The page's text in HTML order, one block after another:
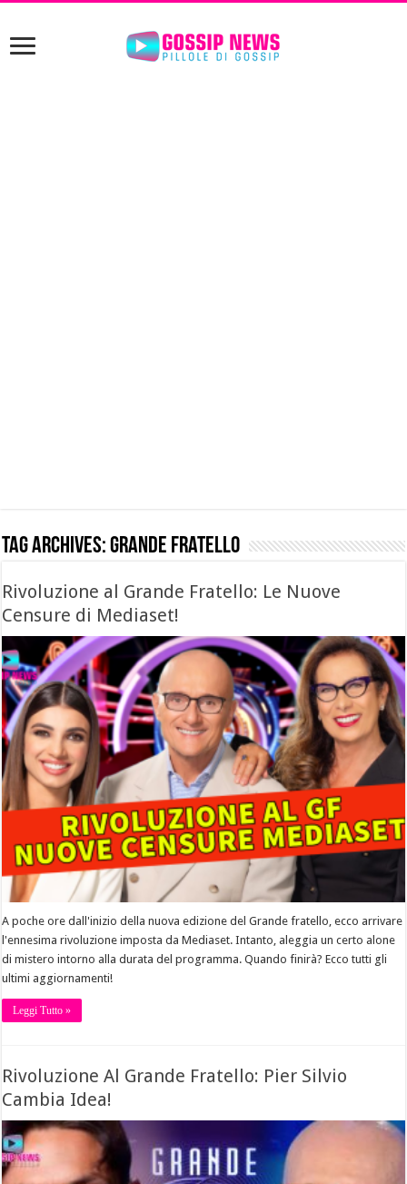
Tag Archives:grande fratello
Rivoluzione al Grande Fratello: Le Nuove
Censure di Mediaset!
A poche ore dall'inizio della nuova edizione del Grande fratello, ecco arrivare
l'ennesima rivoluzione imposta da Mediaset. Intanto, aleggia un certo alone
di mistero intorno alla durata del programma. Quando finirà? Ecco tutti gli
ultimi aggiornamenti!
Leggi Tutto »
Rivoluzione Al Grande Fratello: Pier Silvio
Cambia Idea!